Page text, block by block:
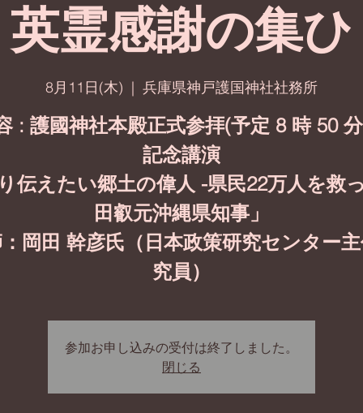
英霊感謝の集ひ
8月11日(木)
  |
兵庫県神戸護国神社社務所
: 護國神社本殿正式参拝(予定 8 時 50
記念講演
伝えたい郷土の偉人 -県民22万人を救
田叡元沖縄県知事」
岡田 幹彦氏（日本政策研究センター
究員）
参加お申し込みの受付は終了しました。
閉じる